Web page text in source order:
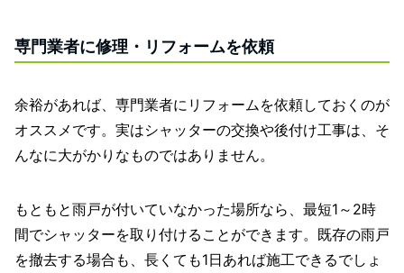
専門業者に修理・リフォームを依頼
余裕があれば、専門業者にリフォームを依頼しておくのが
オススメです。実はシャッターの交換や後付け工事は、そ
んなに大がかりなものではありません。
もともと雨戸が付いていなかった場所なら、最短1～2時
間でシャッターを取り付けることができます。既存の雨戸
を撤去する場合も、長くても1日あれば施工できるでしょ